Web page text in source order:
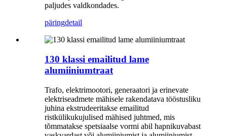
paljudes valdkondades.
päringdetail
130 klassi emailitud lame
alumiiniumtraat
Trafo, elektrimootori, generaatori ja erinevate
elektriseadmete mähisele rakendatava tööstusliku
juhina ekstrudeeritakse emailitud
ristkülikukujulised mähised juhtmed, mis
tõmmatakse spetsiaalse vormi abil hapnikuvabast